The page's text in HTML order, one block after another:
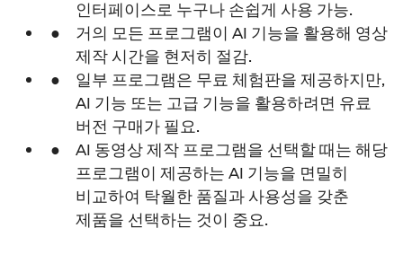
인터페이스로 누구나 손쉽게 사용 가능.
거의 모든 프로그램이 AI 기능을 활용해 영상
제작 시간을 현저히 절감.
일부 프로그램은 무료 체험판을 제공하지만,
AI 기능 또는 고급 기능을 활용하려면 유료
버전 구매가 필요.
AI 동영상 제작 프로그램을 선택할 때는 해당
프로그램이 제공하는 AI 기능을 면밀히
비교하여 탁월한 품질과 사용성을 갖춘
제품을 선택하는 것이 중요.